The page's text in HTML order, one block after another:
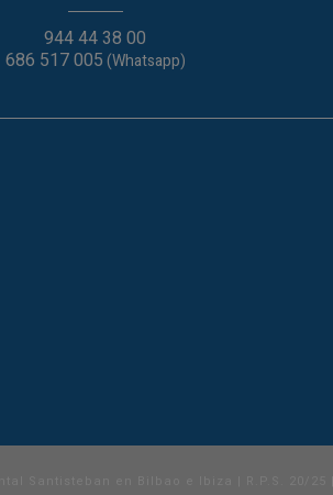
944 44 38 00
686 517 005(Whatsapp)